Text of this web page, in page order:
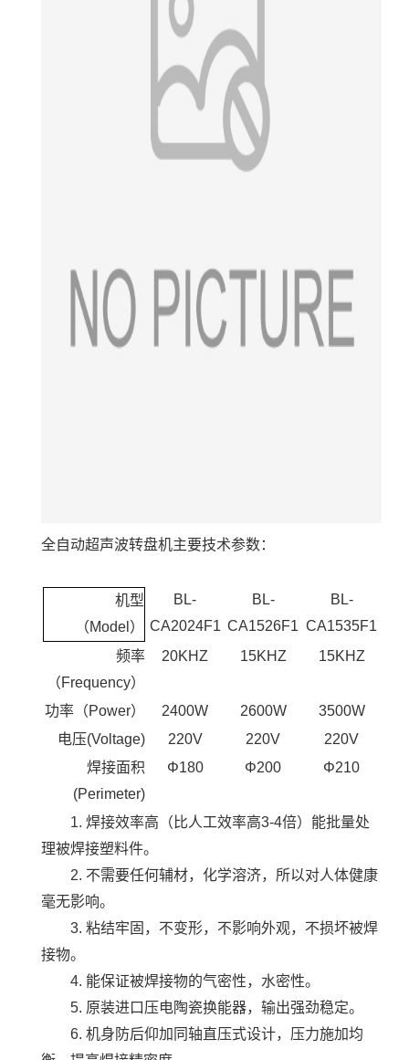
全自动超声波转盘机主要技术参数：
机型
（Model）
BL-
CA2024F1
BL-
CA1526F1
BL-
CA1535F1
频率
（Frequency）
20KHZ 15KHZ 15KHZ
功率（Power） 2400W 2600W
3500W
电压(Voltage)
220V 220V
220V
焊接面积
(Perimeter)
Φ180 Φ200 Φ210
1. 焊接效率高（比人工效率高3-4倍）能批量处
理被焊接塑料件。
2. 不需要任何辅材，化学溶济，所以对人体健康
毫无影响。
3. 粘结牢固，不变形，不影响外观，不损坏被焊
接物。
4. 能保证被焊接物的气密性，水密性。
5. 原装进口压电陶瓷换能器，输出强劲稳定。
6. 机身防后仰加同轴直压式设计，压力施加均